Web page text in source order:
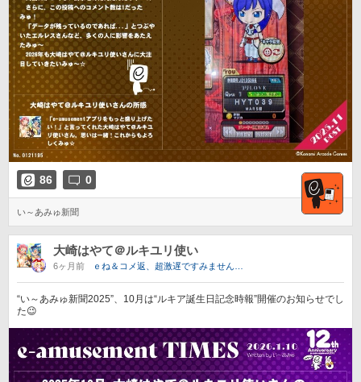
86 0
い～あみゅ新聞
大崎はやて＠ルキユリ使い
6ヶ月前 ｅね＆コメ返、超激遅ですみません…
“い～あみゅ新聞2025”、10月は“ルキア誕生日記念時報”開催のお知らせでし
た😉